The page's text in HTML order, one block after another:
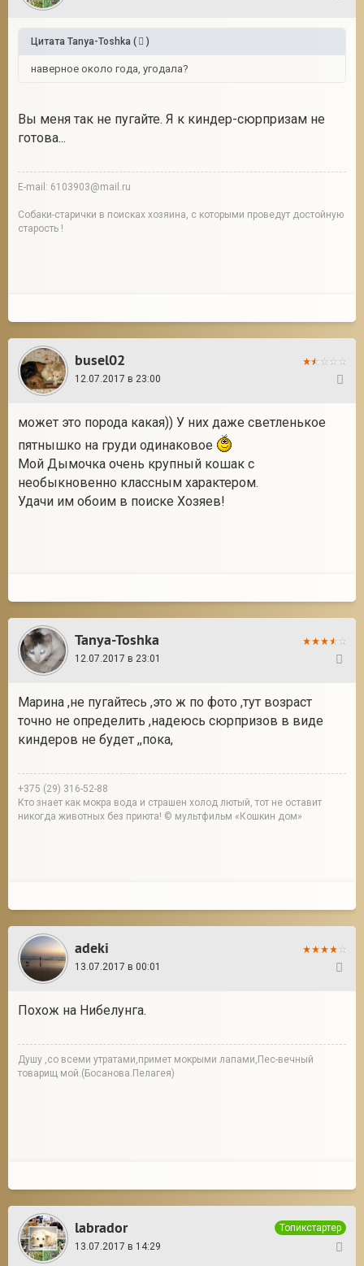
Цитата Tanya-Toshka ( )
наверное около года, угодала?
Вы меня так не пугайте. Я к киндер-сюрпризам не
готова...
E-mail: 6103903@mail.ru
Собаки-старички в поисках хозяина, с которыми проведут достойную
старость !
busel02
12.07.2017 в 23:00
может это порода какая)) У них даже светленькое
пятнышко на груди одинаковое
Мой Дымочка очень крупный кошак с
необыкновенно классным характером.
Удачи им обоим в поиске Хозяев!
Tanya-Toshka
12.07.2017 в 23:01
Марина ,не пугайтесь ,это ж по фото ,тут возраст
точно не определить ,надеюсь сюрпризов в виде
киндеров не будет ,,пока,
+375 (29) 316-52-88
Кто знает как мокра вода и страшен холод лютый, тот не оставит
никогда животных без приюта! © мультфильм «Кошкин дом»
adeki
13.07.2017 в 00:01
Похож на Нибелунга.
Душу ,со всеми утратами,примет мокрыми лапами,Пес-вечный
товарищ мой.(Босанова.Пелагея)
labrador
Топикстартер
13.07.2017 в 14:29